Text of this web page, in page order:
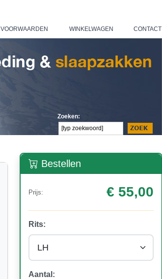
VOORWAARDEN WINKELWAGEN CONTACT
Zoeken:
Bestellen
Prijs: € 55,00
Rits:
Aantal: